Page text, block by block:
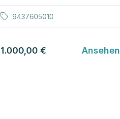
9437605010
1.000,00 € Ansehen